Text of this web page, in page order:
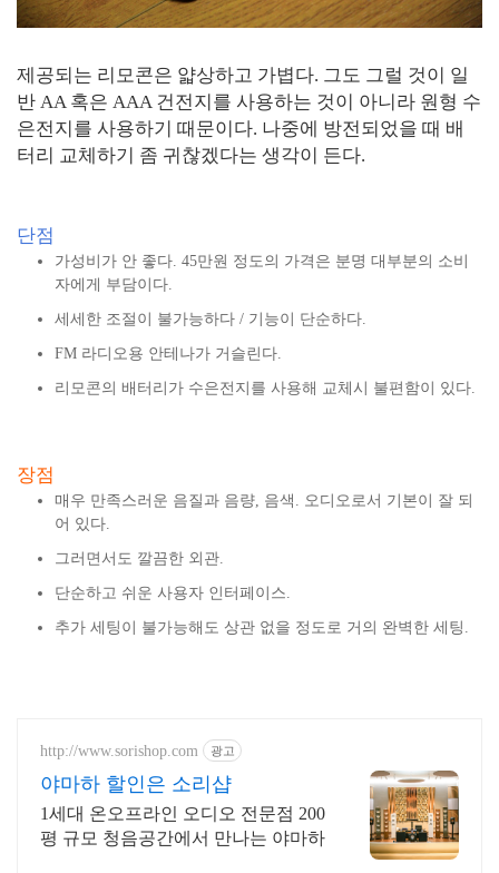
제공되는 리모콘은 얇상하고 가볍다. 그도 그럴 것이 일
반 AA 혹은 AAA 건전지를 사용하는 것이 아니라 원형 수
은전지를 사용하기 때문이다. 나중에 방전되었을 때 배
터리 교체하기 좀 귀찮겠다는 생각이 든다.
단점
가성비가 안 좋다. 45만원 정도의 가격은 분명 대부분의 소비
자에게 부담이다.
세세한 조절이 불가능하다 / 기능이 단순하다.
FM 라디오용 안테나가 거슬린다.
리모콘의 배터리가 수은전지를 사용해 교체시 불편함이 있다.
장점
매우 만족스러운 음질과 음량, 음색. 오디오로서 기본이 잘 되
어 있다.
그러면서도 깔끔한 외관.
단순하고 쉬운 사용자 인터페이스.
추가 세팅이 불가능해도 상관 없을 정도로 거의 완벽한 세팅.
http://www.sorishop.com 광고
야마하 할인은 소리샵
1세대 온오프라인 오디오 전문점 200
평 규모 청음공간에서 만나는 야마하